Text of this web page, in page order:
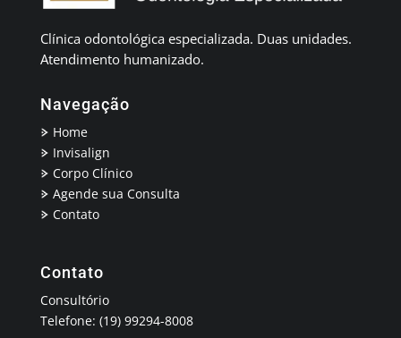
Clínica odontológica especializada. Duas unidades.
Atendimento humanizado.
Navegação
Home
Invisalign
Corpo Clínico
Agende sua Consulta
Contato
Contato
Consultório
Telefone: (19) 99294-8008